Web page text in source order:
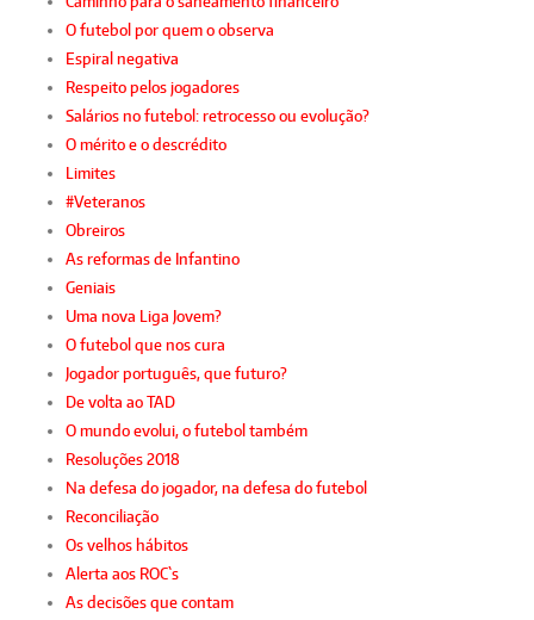
O futebol por quem o observa
Espiral negativa
Respeito pelos jogadores
Salários no futebol: retrocesso ou evolução?
O mérito e o descrédito
Limites
#Veteranos
Obreiros
As reformas de Infantino
Geniais
Uma nova Liga Jovem?
O futebol que nos cura
Jogador português, que futuro?
De volta ao TAD
O mundo evolui, o futebol também
Resoluções 2018
Na defesa do jogador, na defesa do futebol
Reconciliação
Os velhos hábitos
Alerta aos ROC`s
As decisões que contam